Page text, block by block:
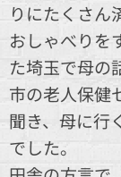
りにたくさん
おしゃべりを
た埼玉で母の
市の老人保健
聞き、母に行
でした。